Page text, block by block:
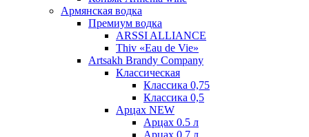
Армянская водка
Премиум водка
ARSSI ALLIANCE
Thiv «Eau de Vie»
Artsakh Brandy Company
Классическая
Классика 0,75
Классика 0,5
Арцах NEW
Арцах 0.5 л
Арцах 0.7 л